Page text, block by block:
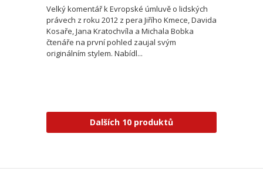
Velký komentář k Evropské úmluvě o lidských
právech z roku 2012 z pera Jiřího Kmece, Davida
Kosaře, Jana Kratochvíla a Michala Bobka
čtenáře na první pohled zaujal svým
originálním stylem. Nabídl...
Dalších 10 produktů